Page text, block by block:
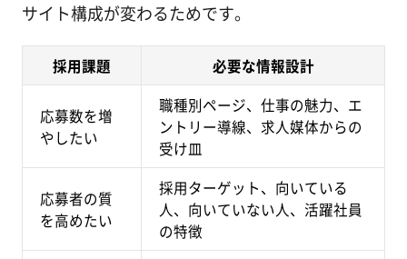
サイト構成が変わるためです。
採用課題 必要な情報設計
応募数を増
やしたい
職種別ページ、仕事の魅力、エ
ントリー導線、求人媒体からの
受け皿
応募者の質
を高めたい
採用ターゲット、向いている
人、向いていない人、活躍社員
の特徴